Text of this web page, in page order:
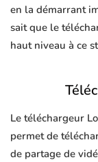
en la démarrant
sait que le
haut niveau à ce
Le téléchargeur
permet de
de partage de